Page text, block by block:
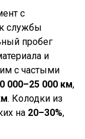
с
службы
пробег
и
с частыми
000–25 000 км,
. Колодки из
на 20–30%,